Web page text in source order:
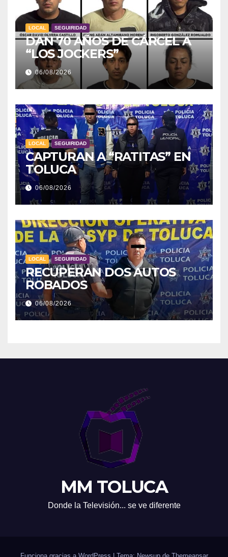
LOCAL SEGUIRIDAD
DAN 70 AÑOS DE CÁRCEL A
“LOS JOCKERS”
06/08/2026
LOCAL SEGUIRIDAD
CAPTURAN A “RATITAS” EN
TOLUCA
06/08/2026
LOCAL SEGUIRIDAD
RECUPERAN DOS AUTOS
ROBADOS
06/08/2026
MM TOLUCA
Donde la Televisión... se ve diferente